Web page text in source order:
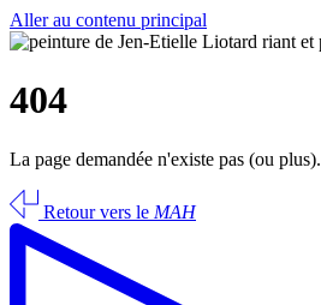
Aller au contenu principal
404
La page demandée n'existe pas (ou plus).
Retour vers le MAH